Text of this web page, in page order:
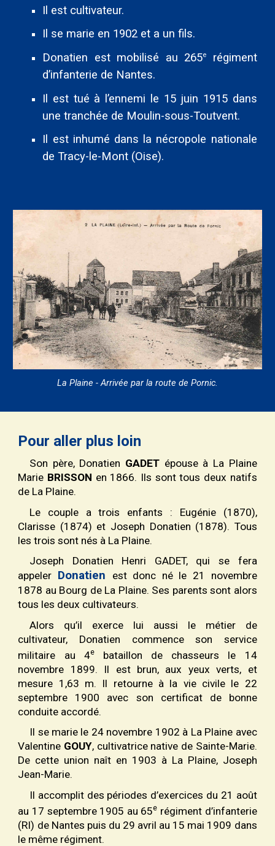
Il est cultivateur.
Il se marie en 1902 et a un fils.
Donatien est mobilisé au 265e
régiment
d’infanterie de Nantes.
Il est tué à l’ennemi le 15 juin 1915 dans
une tranchée de Moulin-sous-Toutvent.
Il est inhumé dans la nécropole nationale
de Tracy-le-Mont (Oise).
La Plaine - Arrivée par la route de Pornic.
Pour aller plus loin
Son père, Donatien GADET épouse à La Plaine
Marie BRISSON en 1866. Ils sont tous deux natifs
de La Plaine.
Le couple a trois enfants : Eugénie (1870),
Clarisse (1874) et Joseph Donatien (1878). Tous
les trois sont nés à La Plaine.
Joseph Donatien Henri GADET, qui se fera
appeler Donatien
est donc né le 21 novembre
1878 au Bourg de La Plaine. Ses parents sont alors
tous les deux cultivateurs.
Alors qu’il exerce lui aussi le métier de
cultivateur, Donatien commence son service
militaire au 4ebataillon de chasseurs le 14
novembre 1899. Il est brun, aux yeux verts, et
mesure 1,63 m. Il retourne à la vie civile le 22
septembre 1900 avec son certificat de bonne
conduite accordé.
Il se marie le 24 novembre 1902 à La Plaine avec
Valentine GOUY, cultivatrice native de Sainte-Marie.
De cette union naît en 1903 à La Plaine, Joseph
Jean-Marie.
Il accomplit des périodes d’exercices du 21 août
au 17 septembre 1905 au 65e régiment d’infanterie
(RI) de Nantes puis du 29 avril au 15 mai 1909 dans
le même régiment.